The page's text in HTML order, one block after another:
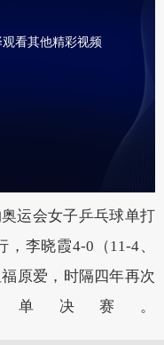
看其他精彩视频
运会女子乒乓球单打
李晓霞4-0（11-4、
原爱，时隔四年再次
决赛。